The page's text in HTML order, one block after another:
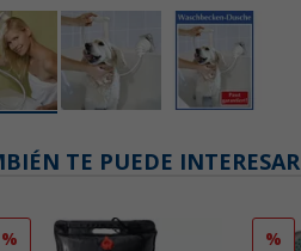
TE PUEDE INTERESAR
% %